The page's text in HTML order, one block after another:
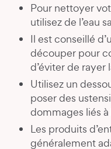
Pour nettoyer
utilisez de l’eau
Il est conseillé
découper pour
d’éviter de rayer
Utilisez un
poser des
dommages liés à
Les produits
généralement